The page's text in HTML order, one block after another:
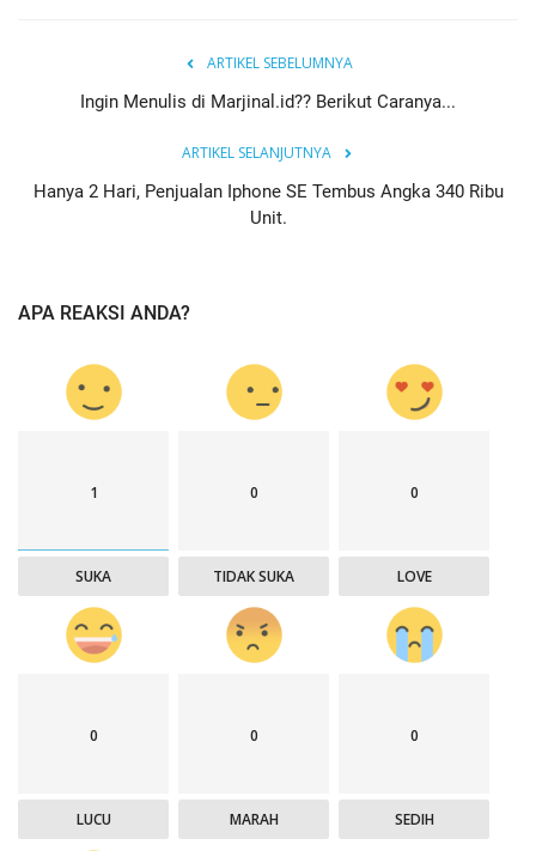
ARTIKEL SEBELUMNYA
Ingin Menulis di Marjinal.id?? Berikut Caranya...
ARTIKEL SELANJUTNYA
Hanya 2 Hari, Penjualan Iphone SE Tembus Angka 340 Ribu
Unit.
APA REAKSI ANDA?
1
SUKA
0
TIDAK SUKA
0
LOVE
0
LUCU
0
MARAH
0
SEDIH